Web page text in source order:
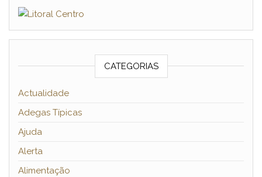
CATEGORIAS
Actualidade
Adegas Típicas
Ajuda
Alerta
Alimentação